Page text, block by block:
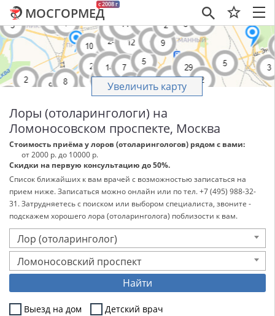
×
c 2008 г
МОСГОРМЕД
Увеличить карту
Лоры (отоларингологи) на
Ломоносовском проспекте, Москва
Стоимость приёма у лоров (отоларингологов) рядом с вами:
от 2000 р. до 10000 р.
Скидки на первую консультацию до 50%.
Список ближайших к вам врачей с возможностью записаться на
прием ниже. Записаться можно онлайн или по тел. +7 (495) 988-32-
31. Затрудняетесь с поиском или выбором специалиста, звоните -
подскажем хорошего лора (отоларинголога) поблизости к вам.
Лор (отоларинголог)
Ломоносовский проспект
Найти
Выезд на дом Детский врач